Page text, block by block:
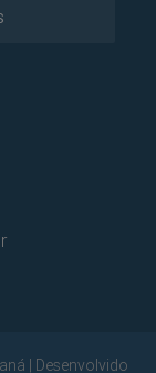
| Desenvolvido